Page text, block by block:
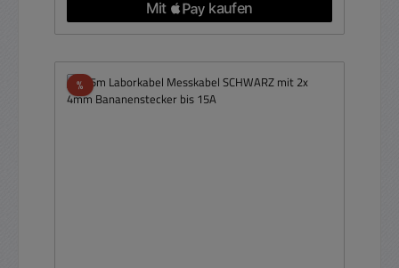
%Rabatt